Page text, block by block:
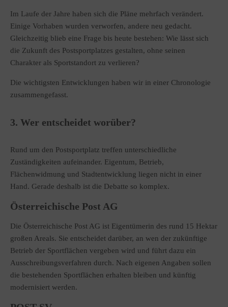
Im Laufe der Jahre haben sich die Pläne mehrfach verändert.
Einige Vorhaben wurden verworfen, andere neu gedacht.
Gleichzeitig blieb eine Frage bis heute bestehen: Wie lässt sich
die Zukunft des Postsportplatzes gestalten, ohne seinen
Charakter als Sportstandort zu verlieren?
Die wichtigsten Entwicklungen haben wir in einer Chronologie
zusammengefasst.
3. Wer entscheidet worüber?
Rund um den Postsportplatz treffen unterschiedliche
Zuständigkeiten aufeinander. Eigentum, Betrieb,
Flächenwidmung und Stadtentwicklung liegen nicht in einer
Hand. Gerade deshalb ist die Debatte so komplex.
Österreichische Post AG
Die Österreichische Post AG ist Eigentümerin des rund 15 Hektar
großen Areals. Sie entscheidet darüber, an wen der zukünftige
Betrieb der Sportflächen vergeben wird und führt dazu ein
Ausschreibungsverfahren durch. Nach eigenen Angaben sollen
die bestehenden Sportflächen erhalten bleiben und künftig
modernisiert werden.